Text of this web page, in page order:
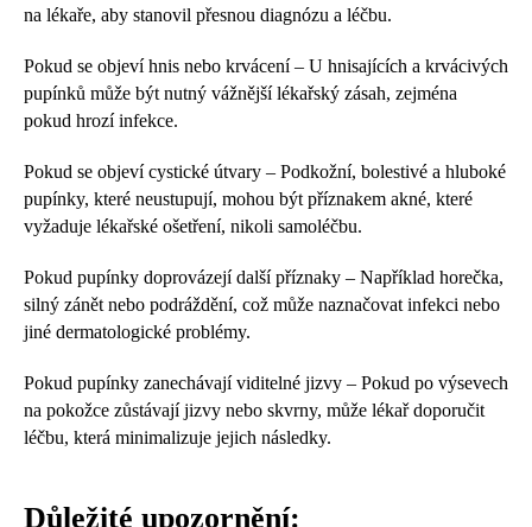
na lékaře, aby stanovil přesnou diagnózu a léčbu.
Pokud se objeví hnis nebo krvácení – U hnisajících a krvácivých
pupínků může být nutný vážnější lékařský zásah, zejména
pokud hrozí infekce.
Pokud se objeví cystické útvary – Podkožní, bolestivé a hluboké
pupínky, které neustupují, mohou být příznakem akné, které
vyžaduje lékařské ošetření, nikoli samoléčbu.
Pokud pupínky doprovázejí další příznaky – Například horečka,
silný zánět nebo podráždění, což může naznačovat infekci nebo
jiné dermatologické problémy.
Pokud pupínky zanechávají viditelné jizvy – Pokud po výsevech
na pokožce zůstávají jizvy nebo skvrny, může lékař doporučit
léčbu, která minimalizuje jejich následky.
Důležité upozornění: